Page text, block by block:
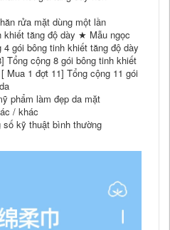
rửa mặt dùng một lần
khiết tăng độ dày ★ Mẫu ngọc
gói bông tinh khiết tăng độ dày
cộng 8 gói bông tinh khiết
1 đợt 11] Tổng cộng 11 gói
phẩm làm đẹp da mặt
/ khác
kỹ thuật bình thường